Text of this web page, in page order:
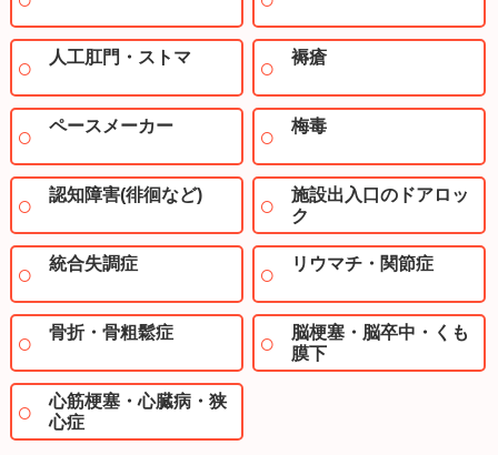
人工肛門・ストマ 褥瘡
ペースメーカー 梅毒
認知障害(徘徊など)
施設出入口のドアロッ
ク
統合失調症 リウマチ・関節症
骨折・骨粗鬆症
脳梗塞・脳卒中・くも
膜下
心筋梗塞・心臓病・狭
心症